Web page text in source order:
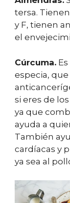
tersa.
y F, tienen
el
Cúrcuma.
especia,
si eres de
ya que
ayuda a
También
cardíacas y
ya sea al